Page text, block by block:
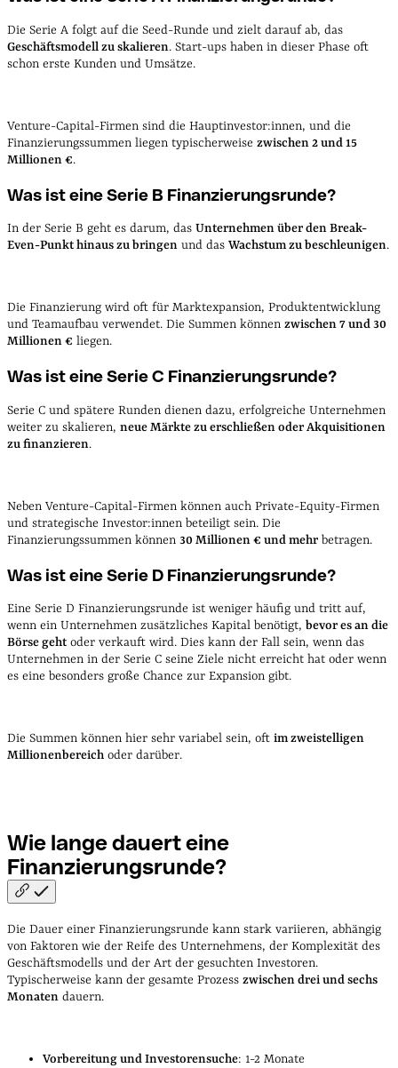
Die Serie A folgt auf die Seed-Runde und zielt darauf ab, das
Geschäftsmodell zu skalieren. Start-ups haben in dieser Phase oft
schon erste Kunden und Umsätze.
Venture-Capital-Firmen sind die Hauptinvestor:innen, und die
Finanzierungssummen liegen typischerweise zwischen 2 und 15
Millionen €.
Was ist eine Serie B Finanzierungsrunde?
In der Serie B geht es darum, das Unternehmen über den Break-
Even-Punkt hinaus zu bringen und das Wachstum zu beschleunigen.
Die Finanzierung wird oft für Marktexpansion, Produktentwicklung
und Teamaufbau verwendet. Die Summen können zwischen 7 und 30
Millionen € liegen.
Was ist eine Serie C Finanzierungsrunde?
Serie C und spätere Runden dienen dazu, erfolgreiche Unternehmen
weiter zu skalieren, neue Märkte zu erschließen oder Akquisitionen
zu finanzieren.
Neben Venture-Capital-Firmen können auch Private-Equity-Firmen
und strategische Investor:innen beteiligt sein. Die
Finanzierungssummen können 30 Millionen € und mehr betragen.
Was ist eine Serie D Finanzierungsrunde?
Eine Serie D Finanzierungsrunde ist weniger häufig und tritt auf,
wenn ein Unternehmen zusätzliches Kapital benötigt, bevor es an die
Börse geht oder verkauft wird. Dies kann der Fall sein, wenn das
Unternehmen in der Serie C seine Ziele nicht erreicht hat oder wenn
es eine besonders große Chance zur Expansion gibt.
Die Summen können hier sehr variabel sein, oft im zweistelligen
Millionenbereich oder darüber.
Wie lange dauert eine
Finanzierungsrunde?
Die Dauer einer Finanzierungsrunde kann stark variieren, abhängig
von Faktoren wie der Reife des Unternehmens, der Komplexität des
Geschäftsmodells und der Art der gesuchten Investoren.
Typischerweise kann der gesamte Prozess zwischen drei und sechs
Monaten dauern.
Vorbereitung und Investorensuche: 1-2 Monate